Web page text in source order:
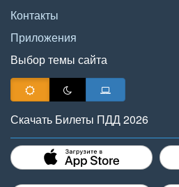
Контакты
Приложения
Выбор темы сайта
Скачать Билеты ПДД 2026